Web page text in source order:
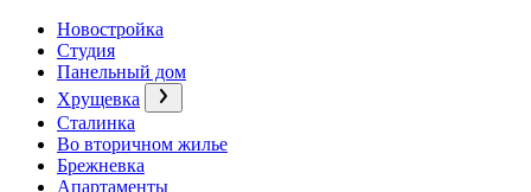
Новостройка
Студия
Панельный дом
Хрущевка
Сталинка
Во вторичном жилье
Брежневка
Апартаменты